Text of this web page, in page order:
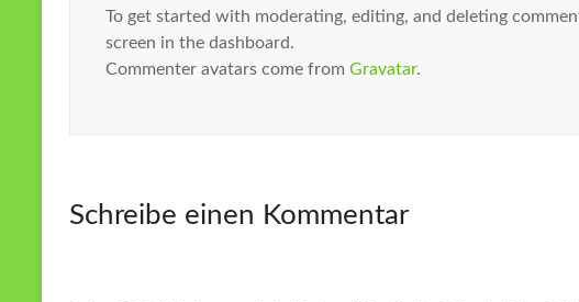
To get started with moderating, editing, and deleting
screen in the dashboard.
Commenter avatars come from Gravatar.
Schreibe einen Kommentar